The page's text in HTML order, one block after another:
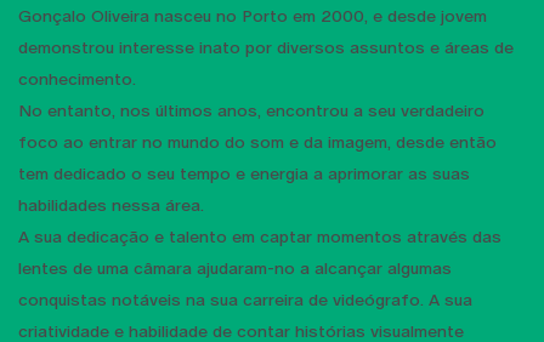
Gonçalo Oliveira nasceu no Porto em 2000, e desde jovem
demonstrou interesse inato por diversos assuntos e áreas de
conhecimento.
No entanto, nos últimos anos, encontrou a seu verdadeiro
foco ao entrar no mundo do som e da imagem, desde então
tem dedicado o seu tempo e energia a aprimorar as suas
habilidades nessa área.
A sua dedicação e talento em captar momentos através das
lentes de uma câmara ajudaram-no a alcançar algumas
conquistas notáveis na sua carreira de videógrafo. A sua
criatividade e habilidade de contar histórias visualmente